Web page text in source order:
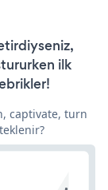
ilk
captivate, turn